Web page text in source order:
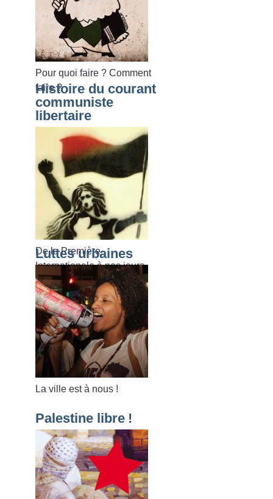
Pour quoi faire ? Comment
faire ?
Histoire du courant
communiste
libertaire
De la Première
Internationale à nos jours.
Luttes urbaines
La ville est à nous !
Palestine libre !